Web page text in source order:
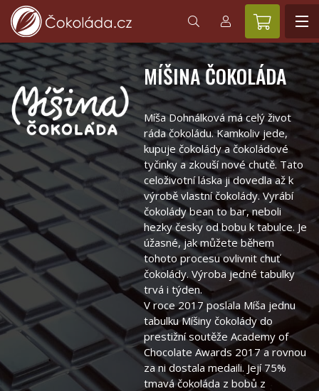
MÍŠINA ČOKOLÁDA
Míša Dohnálková má celý život
ráda čokoládu. Kamkoliv jede,
kupuje čokolády a čokoládové
tyčinky a zkouší nové chutě. Tato
celoživotní láska ji dovedla až k
výrobě vlastní čokolády. Vyrábí
čokolády bean to bar, neboli
hezky česky od bobu k tabulce. Je
úžasné, jak můžete během
tohoto procesu ovlivnit chuť
čokolády. Výroba jedné tabulky
trvá i týden.
V roce 2017 poslala Míša jednu
tabulku Míšiny čokolády do
prestižní soutěže Academy of
Chocolate Awards 2017 a rovnou
za ni dostala medaili. Její 75%
tmavá čokoláda z bobů z